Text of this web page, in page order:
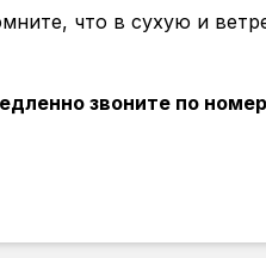
что в сухую и
звоните по